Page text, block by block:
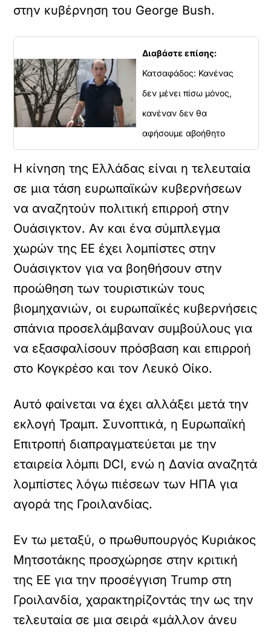
στην κυβέρνηση του George Bush.
Διαβάστε επίσης:
Κατσαφάδος: Κανένας
δεν μένει πίσω μόνος,
κανέναν δεν θα
αφήσουμε αβοήθητο
Η κίνηση της Ελλάδας είναι η τελευταία
σε μια τάση ευρωπαϊκών κυβερνήσεων
να αναζητούν πολιτική επιρροή στην
Ουάσιγκτον. Αν και ένα σύμπλεγμα
χωρών της ΕΕ έχει λομπίστες στην
Ουάσιγκτον για να βοηθήσουν στην
προώθηση των τουριστικών τους
βιομηχανιών, οι ευρωπαϊκές κυβερνήσεις
σπάνια προσελάμβαναν συμβούλους για
να εξασφαλίσουν πρόσβαση και επιρροή
στο Κογκρέσο και τον Λευκό Οίκο.
Αυτό φαίνεται να έχει αλλάξει μετά την
εκλογή Τραμπ. Συνοπτικά, η Ευρωπαϊκή
Επιτροπή διαπραγματεύεται με την
εταιρεία λόμπι DCI, ενώ η Δανία αναζητά
λομπίστες λόγω πιέσεων των ΗΠΑ για
αγορά της Γροιλανδίας.
Εν τω μεταξύ, ο πρωθυπουργός Κυριάκος
Μητσοτάκης προσχώρησε στην κριτική
της ΕΕ για την προσέγγιση Trump στη
Γροιλανδία, χαρακτηρίζοντάς την ως την
τελευταία σε μια σειρά «μάλλον άνευ